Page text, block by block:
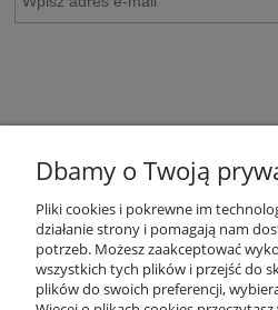
MOJE
Dbamy o Twoją
Pliki cookies i pokrewne im
działanie strony i pomagają nam
potrzeb. Możesz zaakceptować
wszystkich tych plików i przejść do
plików do swoich preferencji,